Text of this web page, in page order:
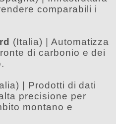
comparabili i
(Italia) | Automatizza
di carbonio e dei
| Prodotti di dati
precisione per
montano e